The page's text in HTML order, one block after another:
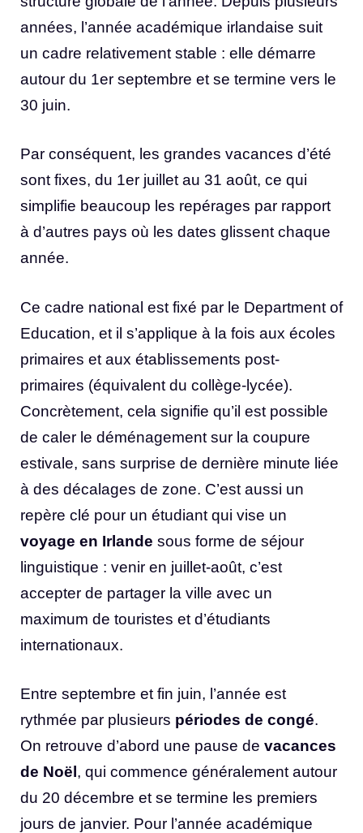
années, l’année académique irlandaise suit
un cadre relativement stable : elle démarre
autour du 1er septembre et se termine vers le
30 juin.
Par conséquent, les grandes vacances d’été
sont fixes, du 1er juillet au 31 août, ce qui
simplifie beaucoup les repérages par rapport
à d’autres pays où les dates glissent chaque
année.
Ce cadre national est fixé par le Department of
Education, et il s’applique à la fois aux écoles
primaires et aux établissements post-
primaires (équivalent du collège-lycée).
Concrètement, cela signifie qu’il est possible
de caler le déménagement sur la coupure
estivale, sans surprise de dernière minute liée
à des décalages de zone. C’est aussi un
repère clé pour un étudiant qui vise un
voyage en Irlande sous forme de séjour
linguistique : venir en juillet-août, c’est
accepter de partager la ville avec un
maximum de touristes et d’étudiants
internationaux.
Entre septembre et fin juin, l’année est
rythmée par plusieurs périodes de congé.
On retrouve d’abord une pause de vacances
de Noël , qui commence généralement autour
du 20 décembre et se termine les premiers
jours de janvier. Pour l’année académique